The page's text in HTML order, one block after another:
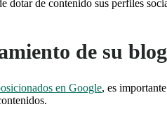
dotar de contenido sus perfiles
de su blog
en Google, es